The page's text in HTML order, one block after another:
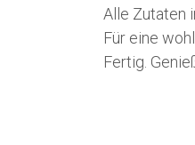
Alle Zutaten
Für eine
Fertig.